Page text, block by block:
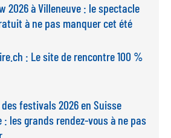
2026 à Villeneuve : le spectacle
à ne pas manquer cet été
: Le site de rencontre 100 %
des festivals 2026 en Suisse
: les grands rendez-vous à ne pas